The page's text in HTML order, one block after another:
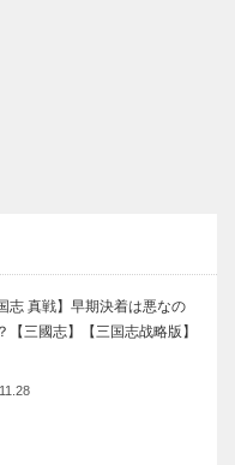
志 真戦】早期決着は悪なの
【三國志】【三国志战略版】